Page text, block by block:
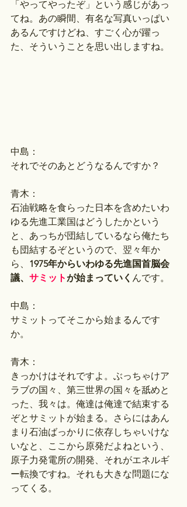
「やってやったぞ」という感じがあっ
てね。あの瞬間、有名な写真いっぱい
あるんですけどね、すごく心が躍っ
た、そういうことを思い出しますね。
中島：
それでそのあとどうなるんですか？
青木：
石油戦略を食らった日本を含めたいわ
ゆる先進工業国はどうしたかという
と、あっちが団結しているなら俺たち
も団結するぞというので、翌々年か
ら、 1975年からいわゆる先進国首脳会
議、 サミットが始まっていく んです。
中島：
サミットってそこから始まるんです
か。
青木：
きっかけはそれですよ。ぶっちゃけア
ラブの国々、第三世界の国々を舐めと
った、我々は。俺達は俺達で結束する
ぞとサミットが始まる。さらにはあん
まり石油ばっかりに依存しちゃいけな
いなと、ここから原発だよねという、
原子力発電所の開発、それがエネルギ
ー転換ですね。それも大きな問題にな
ってくる。